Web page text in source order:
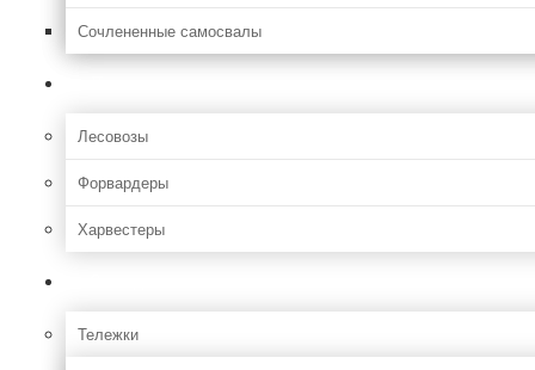
Сочлененные самосвалы
Лесовозы
Форвардеры
Харвестеры
Тележки